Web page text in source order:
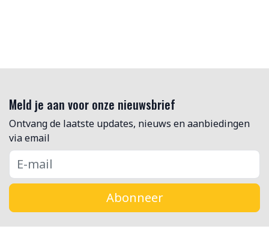
Meld je aan voor onze nieuwsbrief
Ontvang de laatste updates, nieuws en aanbiedingen
via email
Abonneer